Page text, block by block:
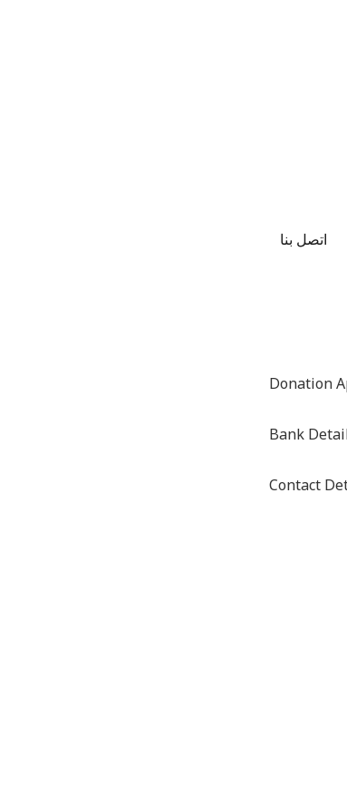
اتصل بنا
Donation
Bank
Contact